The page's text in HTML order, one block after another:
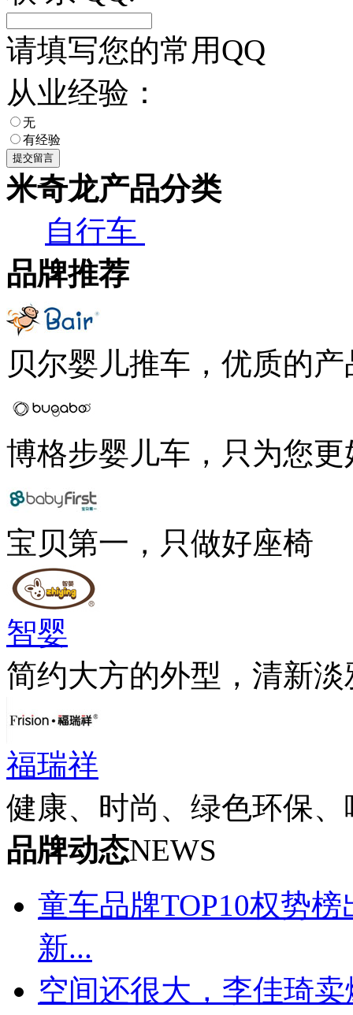
请填写您的常用QQ
从业经验：
无
有经验
米奇龙产品分类
自行车
品牌推荐
贝尔婴儿推车，优质的
博格步婴儿车，只为您
宝贝第一，只做好座椅
智婴
简约大方的外型，清新
福瑞祥
健康、时尚、绿色环保
品牌动态NEWS
童车品牌TOP10权势
新...
空间还很大，李佳琦